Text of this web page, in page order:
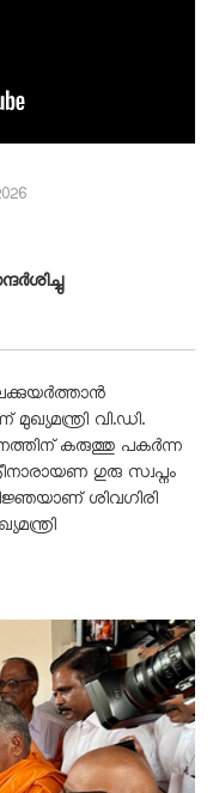
വി.ഡി.
കരുത്തു പകർന്ന
ഗുരു സ്വപ്നം
ശിവഗിരി